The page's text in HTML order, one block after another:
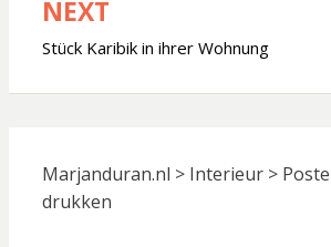
NEXT
Stück Karibik in ihrer Wohnung
Marjanduran.nl > Interieur>
drukken